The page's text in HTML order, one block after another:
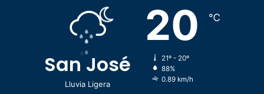
San José
Lluvia Ligera
20 ℃
21º - 20º
88%
0.89 km/h